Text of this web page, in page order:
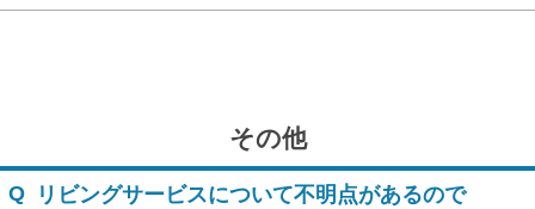
その他
Q
リビングサービスについて不明点があるので